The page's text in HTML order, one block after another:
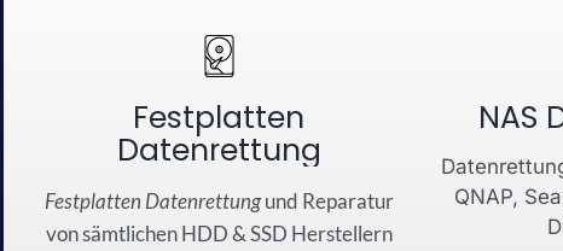
Festplatten
Datenrettung
Festplatten Datenrettungund Reparatur
von sämtlichenHDD&SSD Herstellern
NAS
QNAP,